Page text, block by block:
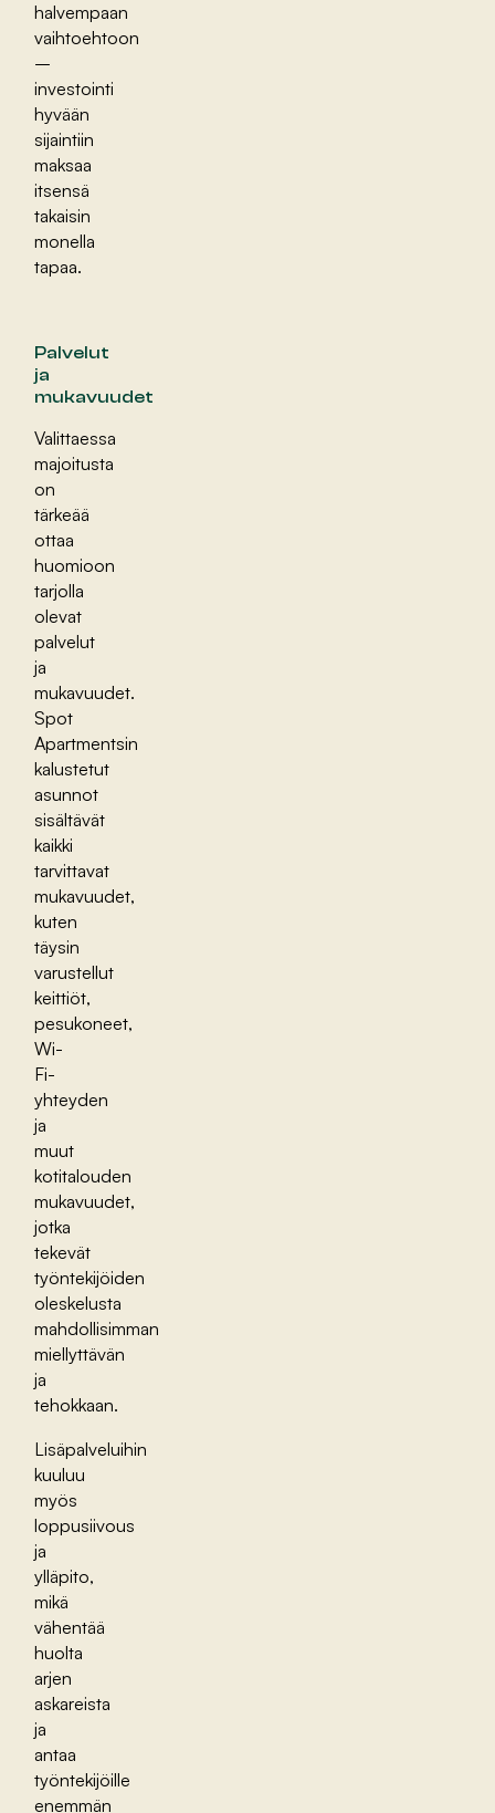
halvempaan
vaihtoehtoon
–
investointi
hyvään
sijaintiin
maksaa
itsensä
takaisin
monella
tapaa.
Palvelut
ja
mukavuudet
Valittaessa
majoitusta
on
tärkeää
ottaa
huomioon
tarjolla
olevat
palvelut
ja
mukavuudet.
Spot
Apartmentsin
kalustetut
asunnot
sisältävät
kaikki
tarvittavat
mukavuudet,
kuten
täysin
varustellut
keittiöt,
pesukoneet,
Wi-
Fi-
yhteyden
ja
muut
kotitalouden
mukavuudet,
jotka
tekevät
työntekijöiden
oleskelusta
mahdollisimman
miellyttävän
ja
tehokkaan.
Lisäpalveluihin
kuuluu
myös
loppusiivous
ja
ylläpito,
mikä
vähentää
huolta
arjen
askareista
ja
antaa
työntekijöille
enemmän